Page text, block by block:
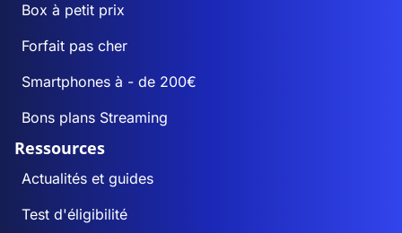
Box à petit prix
Forfait pas cher
Smartphones à - de 200€
Bons plans Streaming
Ressources
Actualités et guides
Test d'éligibilité